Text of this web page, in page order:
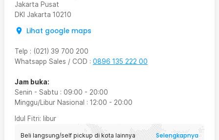
Jakarta Pusat
DKI Jakarta 10210
Lihat google maps
Telp : (021) 39 700 200
Whatsapp Sales / COD : 0896 135 222 00
Jam buka:
Senin - Sabtu : 09:00 - 20:00
Minggu/Libur Nasional : 12:00 - 20:00
Idul Fitri: libur
Beli langsung/self pickup di kota lainnya Selengkapnya